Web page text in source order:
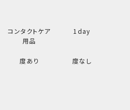
コンタクトケア
用品
1day
度あり 度なし